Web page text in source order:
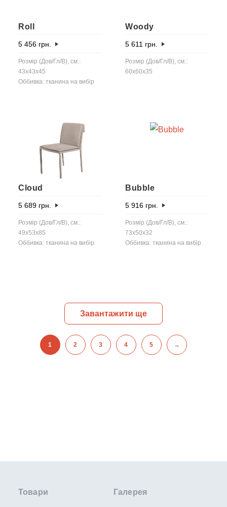
Roll
5 456 грн.
Розмір (Дов/Гл/В), см.:
43x43x45
Оббивка: тканина на вибір
Woody
5 611 грн.
Розмір (Дов/Гл/В), см.:
60x60x35
Cloud
5 689 грн.
Розмір (Дов/Гл/В), см.:
49x53x85
Оббивка: тканина на вибір
Bubble
5 916 грн.
Розмір (Дов/Гл/В), см.:
73x50x32
Оббивка: тканина на вибір
Завантажити ще
1 2 3 4 5 →
Товари Галерея